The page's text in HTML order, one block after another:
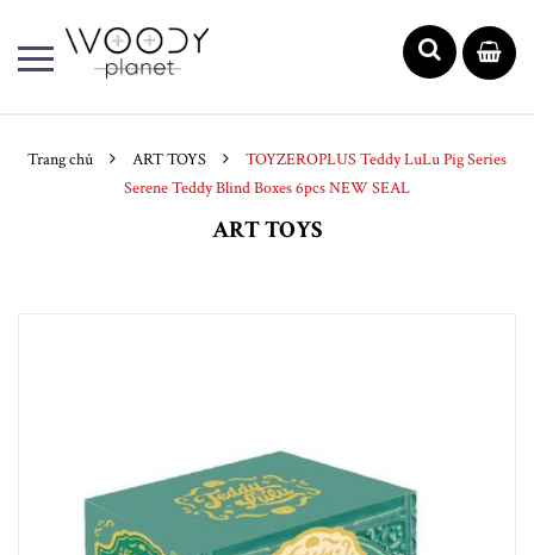
Trang chủ ART TOYS
TOYZEROPLUS Teddy LuLu Pig Series
Serene Teddy Blind Boxes 6pcs NEW SEAL
ART TOYS